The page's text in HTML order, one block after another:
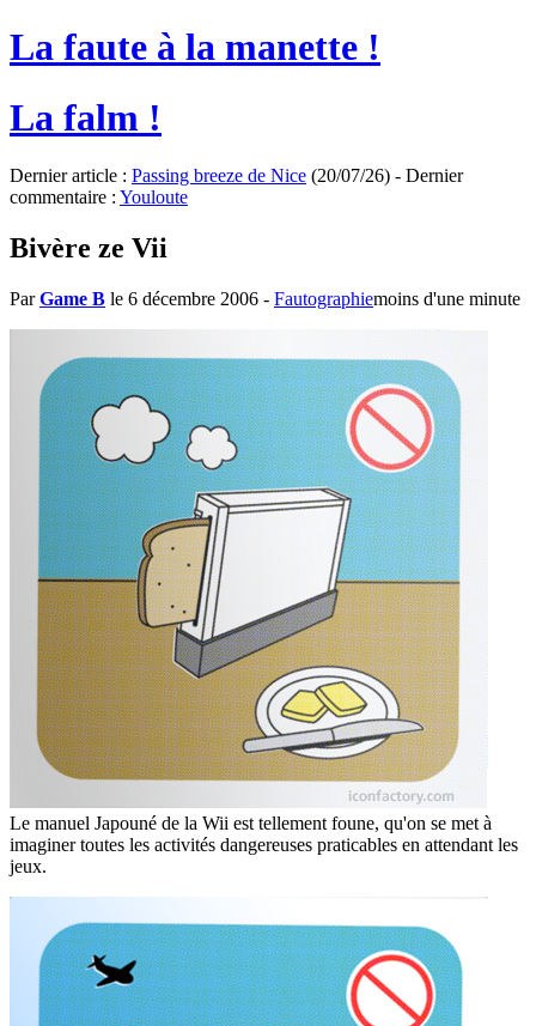
La faute à la manette !
La falm !
Dernier article : Passing breeze de Nice (20/07/26) - Dernier
commentaire : Youloute
Bivère ze Vii
ParGame B le 6 décembre 2006 - Fautographiemoins d'une minute
Le manuel Japouné de la Wii est tellement foune, qu'on se met à
imaginer toutes les activités dangereuses praticables en attendant les
jeux.